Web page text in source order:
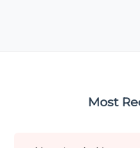
Most